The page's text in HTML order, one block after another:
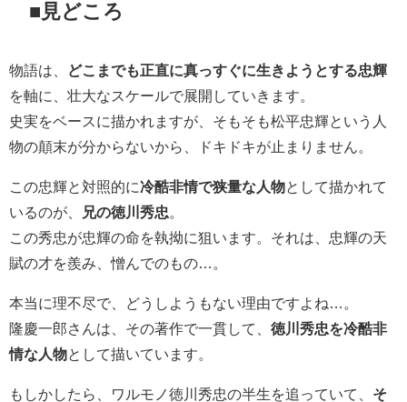
■見どころ
物語は、
どこまでも正直に真っすぐに生きようとする忠輝
を軸に、壮大なスケールで展開していきます。
史実をベースに描かれますが、そもそも松平忠輝という人
物の顛末が分からないから、ドキドキが止まりません。
この忠輝と対照的に冷酷非情で狭量な人物として描かれて
いるのが、
兄の徳川秀忠
この秀忠が忠輝の命を執拗に狙います。それは、忠輝の天
賦の才を羨み、憎んでのもの…。
本当に理不尽で、どうしようもない理由ですよね…。
隆慶一郎さんは、その著作で一貫して、 徳川秀忠を冷酷非
情な人物として描いています。
もしかしたら、ワルモノ徳川秀忠の半生を追っていて、 そ